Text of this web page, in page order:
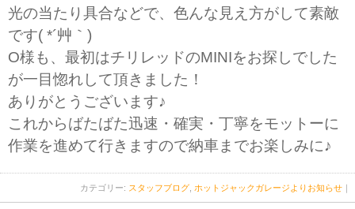
光の当たり具合などで、色んな見え方がして素敵
です( *´艸｀)
O様も、最初はチリレッドのMINIをお探しでした
が一目惚れして頂きました！
ありがとうございます♪
これからばたばた迅速・確実・丁寧をモットーに
作業を進めて行きますので納車までお楽しみに♪
カテゴリー: スタッフブログ ホットジャックガレージよりお知らせ ｜